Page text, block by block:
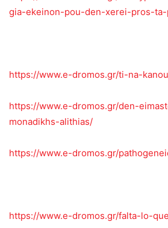
gia-ekeinon-pou-den-xerei-pros-
https://www.e-dromos.gr/ti-na-
https://www.e-dromos.gr/den-
monadikhs-alithias/
https://www.e-dromos.gr/
https://www.e-dromos.gr/falta-lo-